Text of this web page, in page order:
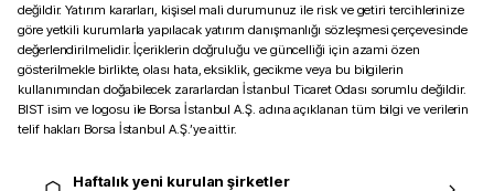
değildir. Yatırım kararları, kişisel mali durumunuz ile risk ve getiri tercihlerinize
göre yetkili kurumlarla yapılacak yatırım danışmanlığı sözleşmesi çerçevesinde
değerlendirilmelidir. İçeriklerin doğruluğu ve güncelliği için azami özen
gösterilmekle birlikte, olası hata, eksiklik, gecikme veya bu bilgilerin
kullanımından doğabilecek zararlardan İstanbul Ticaret Odası sorumlu değildir.
BIST isim ve logosu ile Borsa İstanbul A.Ş. adına açıklanan tüm bilgi ve verilerin
telif hakları Borsa İstanbul A.Ş.’ye aittir.
Haftalık yeni kurulan şirketler